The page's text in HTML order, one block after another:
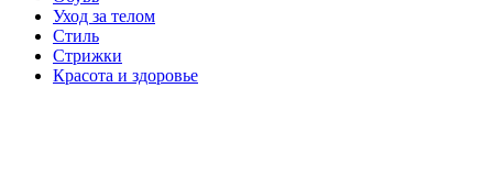
Уход за телом
Стиль
Стрижки
Красота и здоровье